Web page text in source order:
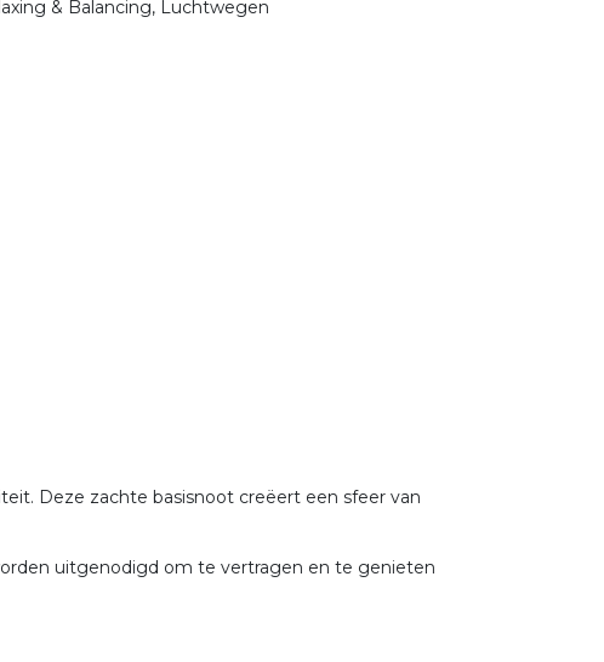
& Balancing, Luchtwegen
Deze zachte basisnoot creëert een sfeer van
uitgenodigd om te vertragen en te genieten